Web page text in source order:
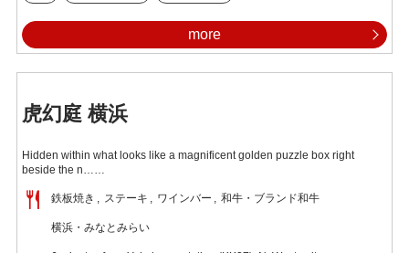
more
虎幻庭 横浜
Hidden within what looks like a magnificent golden puzzle box right
beside the n……
鉄板焼き ステーキ ワインバー 和牛・ブランド和牛
横浜・みなとみらい